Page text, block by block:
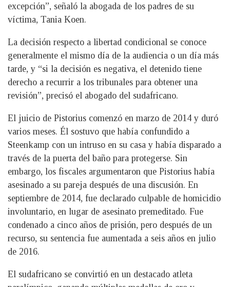
excepción”, señaló la abogada de los padres de su
víctima, Tania Koen.
La decisión respecto a libertad condicional se conoce
generalmente el mismo día de la audiencia o un día más
tarde, y “si la decisión es negativa, el detenido tiene
derecho a recurrir a los tribunales para obtener una
revisión”, precisó el abogado del sudafricano.
El juicio de Pistorius comenzó en marzo de 2014 y duró
varios meses. Él sostuvo que había confundido a
Steenkamp con un intruso en su casa y había disparado a
través de la puerta del baño para protegerse. Sin
embargo, los fiscales argumentaron que Pistorius había
asesinado a su pareja después de una discusión. En
septiembre de 2014, fue declarado culpable de homicidio
involuntario, en lugar de asesinato premeditado. Fue
condenado a cinco años de prisión, pero después de un
recurso, su sentencia fue aumentada a seis años en julio
de 2016.
El sudafricano se convirtió en un destacado atleta